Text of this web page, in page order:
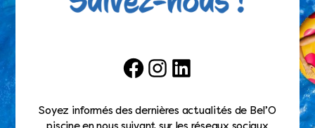
FacebookInstagramLinkedIn
Soyez informés des dernières actualités de Bel’O